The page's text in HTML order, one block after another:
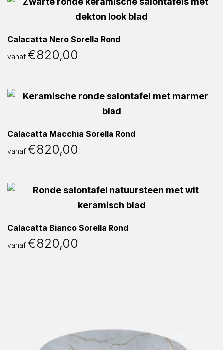
Calacatta Nero Sorella Rond
vanaf €820,00
Calacatta Macchia Sorella Rond
vanaf €820,00
Calacatta Bianco Sorella Rond
vanaf €820,00